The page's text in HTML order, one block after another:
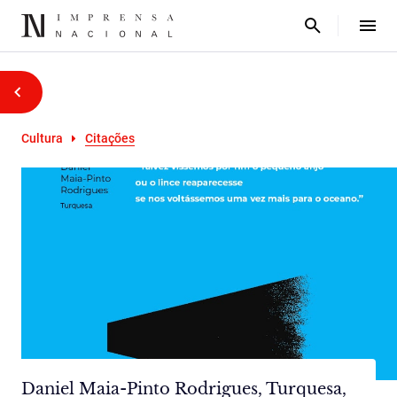
Cultura Citações
Daniel Maia-Pinto Rodrigues, Turquesa,